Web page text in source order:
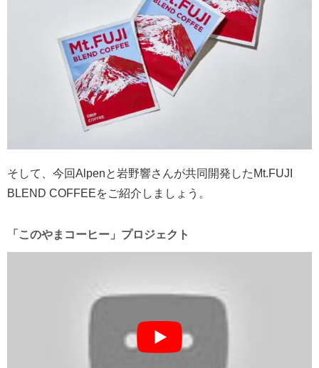
そして、今回Alpenと岩野響さんが共同開発したMt.FUJI
BLEND COFFEEをご紹介しましょう。
「このやまコーヒー」プロジェクト